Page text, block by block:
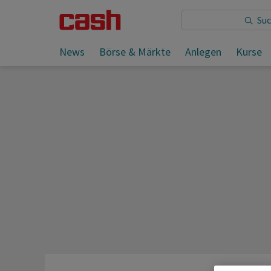
News Börse & Märkte Anlegen Kurse
Sie lesen: